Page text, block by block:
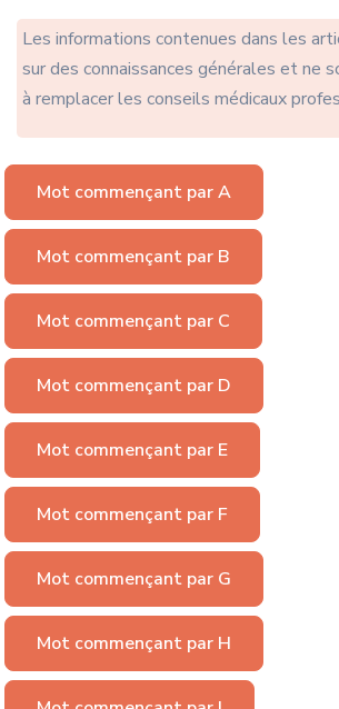
Les informations contenues dans les
sur des connaissances générales et ne
à remplacer les conseils médicaux
Mot commençant par A
Mot commençant par B
Mot commençant par C
Mot commençant par D
Mot commençant par E
Mot commençant par F
Mot commençant par G
Mot commençant par H